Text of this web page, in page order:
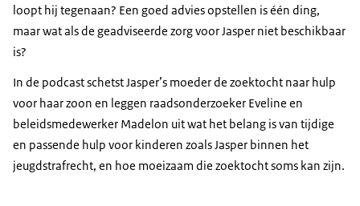
loopt hij tegenaan? Een goed advies opstellen is één ding,
maar wat als de geadviseerde zorg voor Jasper niet beschikbaar
is?
In de podcast schetst Jasper’s moeder de zoektocht naar hulp
voor haar zoon en leggen raadsonderzoeker Eveline en
beleidsmedewerker Madelon uit wat het belang is van tijdige
en passende hulp voor kinderen zoals Jasper binnen het
jeugdstrafrecht, en hoe moeizaam die zoektocht soms kan zijn.